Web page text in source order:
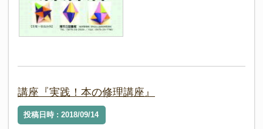
講座『実践！本の修理講座』
投稿日時 : 2018/09/14